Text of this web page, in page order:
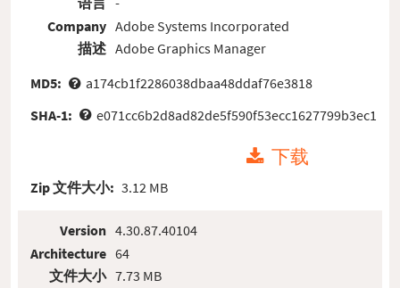
Company
描述
Adobe Systems Incorporated
Adobe Graphics Manager
MD5:
a174cb1f2286038dbaa48ddaf76e3818
SHA-1:
e071cc6b2d8ad82de5f590f53ecc1627799b3ec1
下载
Zip 文件大小: 3.12 MB
Version
Architecture
文件大小
4.30.87.40104
64
7.73 MB